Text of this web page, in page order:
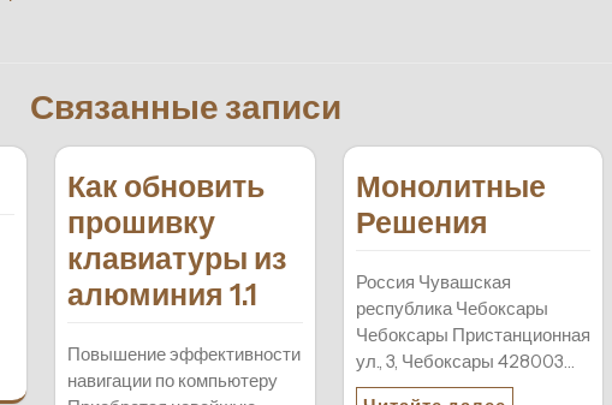
Связанные записи
Как обновить
прошивку
клавиатуры из
алюминия 1.1
Повышение эффективности
навигации по компьютеру
Монолитные
Решения
Россия Чувашская
республика Чебоксары
Чебоксары Пристанционная
ул., 3, Чебоксары 428003…